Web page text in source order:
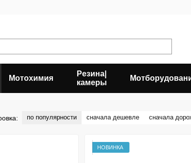
Мотохимия
Резина|
камеры
по популярности сначала дешевле сначала
НОВИНКА